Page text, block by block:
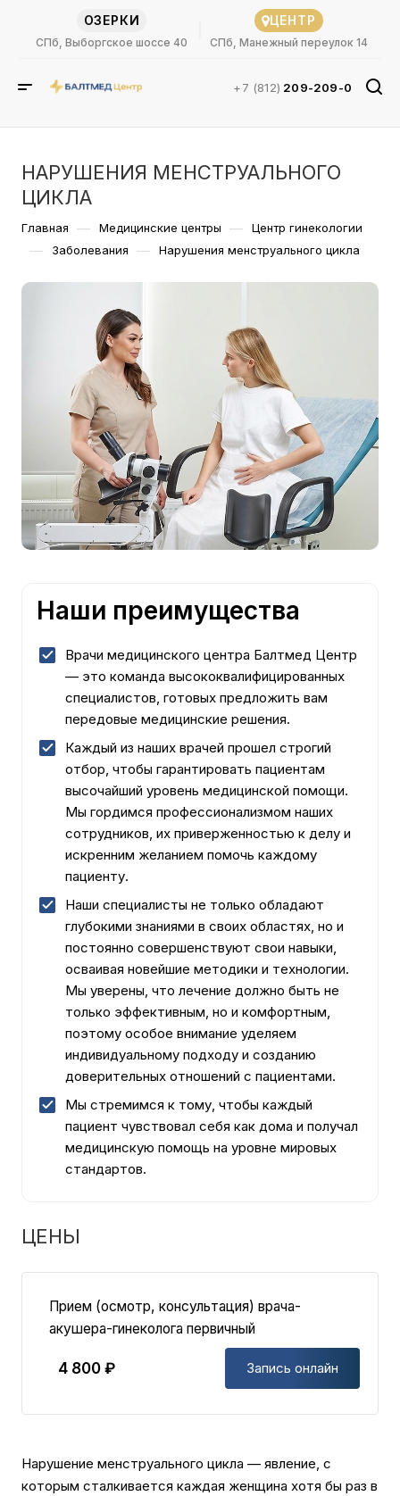
ОЗЕРКИ
СПб, Выборгское шоссе 40
ЦЕНТР
СПб, Манежный переулок 14
+7 (812) 209-209-0
НАРУШЕНИЯ МЕНСТРУАЛЬНОГО
ЦИКЛА
Главная — Медицинские центры — Центр гинекологии
— Заболевания — Нарушения менструального цикла
Наши преимущества
Врачи медицинского центра Балтмед Центр
— это команда высококвалифицированных
специалистов, готовых предложить вам
передовые медицинские решения.
Каждый из наших врачей прошел строгий
отбор, чтобы гарантировать пациентам
высочайший уровень медицинской помощи.
Мы гордимся профессионализмом наших
сотрудников, их приверженностью к делу и
искренним желанием помочь каждому
пациенту.
Наши специалисты не только обладают
глубокими знаниями в своих областях, но и
постоянно совершенствуют свои навыки,
осваивая новейшие методики и технологии.
Мы уверены, что лечение должно быть не
только эффективным, но и комфортным,
поэтому особое внимание уделяем
индивидуальному подходу и созданию
доверительных отношений с пациентами.
Мы стремимся к тому, чтобы каждый
пациент чувствовал себя как дома и получал
медицинскую помощь на уровне мировых
стандартов.
ЦЕНЫ
Прием (осмотр, консультация) врача-
акушера-гинеколога первичный
4 800 ₽ Запись онлайн
Нарушение менструального цикла — явление, с
которым сталкивается каждая женщина хотя бы раз в